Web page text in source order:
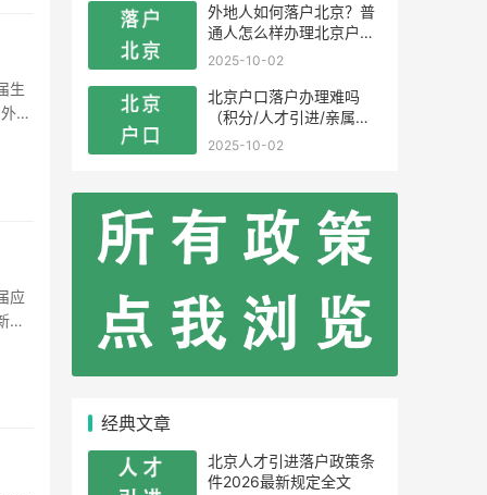
留
规
外地人如何落户北京？普
通人怎么样办理北京户
口？
2025-10-02
北京户口落户办理难吗
（积分/人才引进/亲属投
靠）
2025-10-02
经典文章
北京人才引进落户政策条
件2026最新规定全文